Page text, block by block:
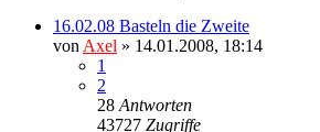
16.02.08 Basteln die Zweite
vonAxel » 14.01.2008, 18:14
1
2
28Antworten
43727 Zugriffe